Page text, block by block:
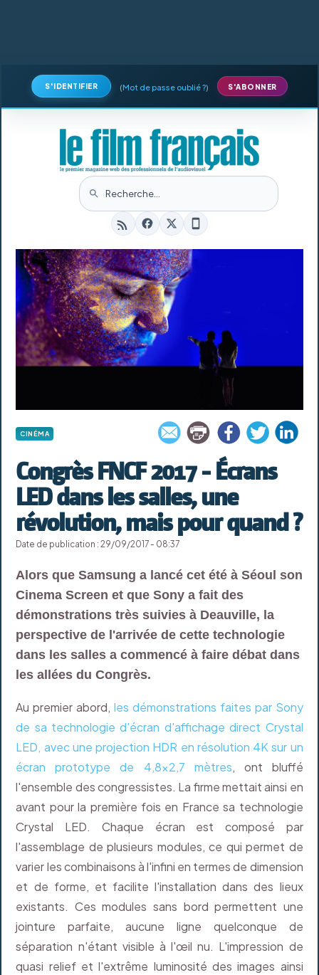
S'IDENTIFIER (Mot de passe oublié ?) S'ABONNER
CINÉMA
Congrès FNCF 2017 - Écrans
LED dans les salles, une
révolution, mais pour quand ?
Date de publication : 29/09/2017 - 08:37
Alors que Samsung a lancé cet été à Séoul son
Cinema Screen et que Sony a fait des
démonstrations très suivies à Deauville, la
perspective de l'arrivée de cette technologie
dans les salles a commencé à faire débat dans
les allées du Congrès.
Au premier abord,les démonstrations faites par Sony
de sa technologie d'écran d'affichage direct Crystal
LED, avec une projection HDR en résolution 4K sur un
écran prototype de 4,8x2,7 mètres, ont bluffé
l'ensemble des congressistes. La firme mettait ainsi en
avant pour la première fois en France sa technologie
Crystal LED. Chaque écran est composé par
l'assemblage de plusieurs modules, ce qui permet de
varier les combinaisons à l'infini en termes de dimension
et de forme, et facilite l'installation dans des lieux
existants. Ces modules sans bord permettent une
jointure parfaite, aucune ligne quelconque de
séparation n'étant visible à l'œil nu. L'impression de
quasi relief et l'extrême luminosité des images ainsi